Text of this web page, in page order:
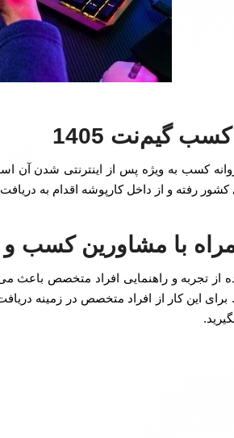
گیم‌نت 1405
کسب به ویژه پس از اینترنتی شدن
رفته و از داخل کارپوشه اقدام به
با مشاورین کسب و
از تجربه و راهنمایی افراد متخصص
برای این کار از افراد متخصص در زمینه